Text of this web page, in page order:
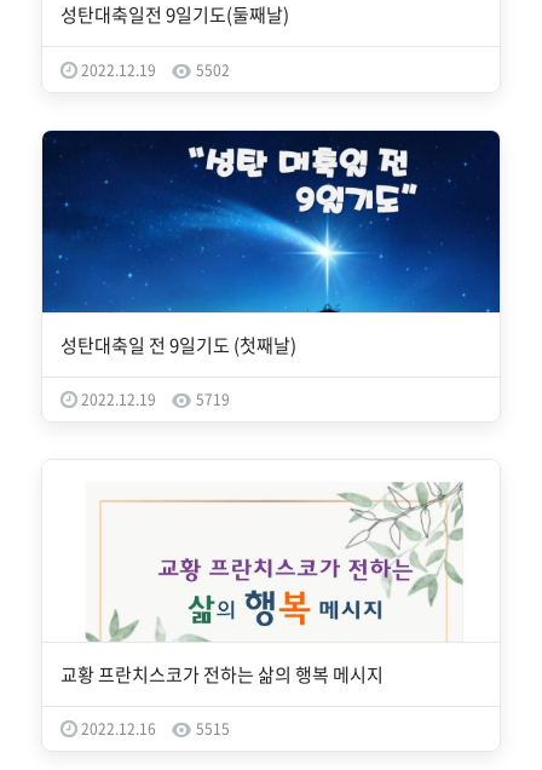
성탄대축일전 9일기도(둘째날)
2022.12.19 5502
성탄대축일 전 9일기도 (첫째날)
2022.12.19 5719
교황 프란치스코가 전하는 삶의 행복 메시지
2022.12.16 5515